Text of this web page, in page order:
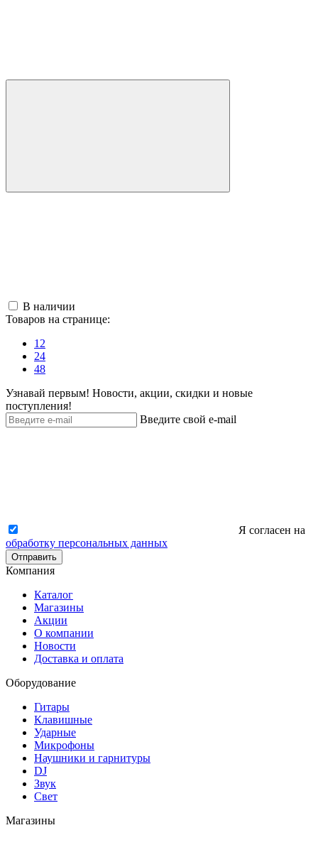
В наличии
Товаров на странице:
12
24
48
Узнавай первым! Новости, акции, скидки и новые
поступления!
Введите свой e-mail
Я согласен на
обработку персональных данных
Отправить
Компания
Каталог
Магазины
Акции
О компании
Новости
Доставка и оплата
Оборудование
Гитары
Клавишные
Ударные
Микрофоны
Наушники и гарнитуры
DJ
Звук
Свет
Магазины